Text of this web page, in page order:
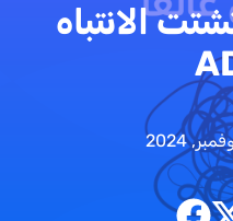
الانتباه